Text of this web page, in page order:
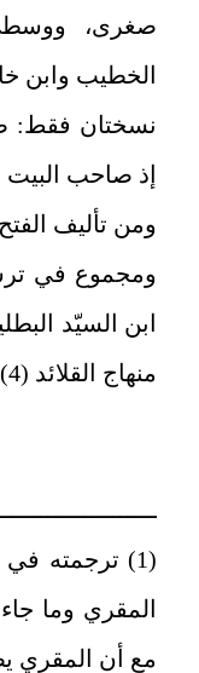
صغرى،
الخطيب وابن
نسختان فقط:
إذ صاحب البيت
ومن تأليف
ومجموع في
ابن السيّد
منهاج القلائد (4) .
المقري وما
مع أن المقري